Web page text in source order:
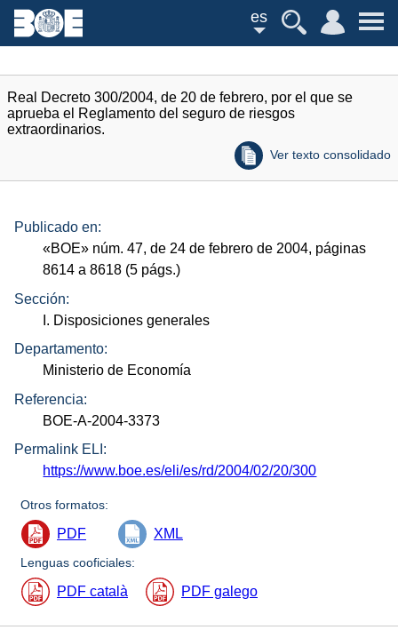
es
Real Decreto 300/2004, de 20 de febrero, por el que se
aprueba el Reglamento del seguro de riesgos
extraordinarios.
Ver texto consolidado
Publicado en:
«BOE» núm. 47, de 24 de febrero de 2004, páginas
8614 a 8618 (5 págs.)
Sección:
I. Disposiciones generales
Departamento:
Ministerio de Economía
Referencia:
BOE-A-2004-3373
Permalink ELI:
https://www.boe.es/eli/es/rd/2004/02/20/300
Otros formatos:
PDF XML
Lenguas cooficiales:
PDF català PDF galego